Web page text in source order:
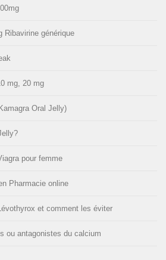
Ribavirine générique
mg, 20 mg
Oral Jelly)
pour femme
Pharmacie online
et comment les éviter
ou antagonistes du calcium